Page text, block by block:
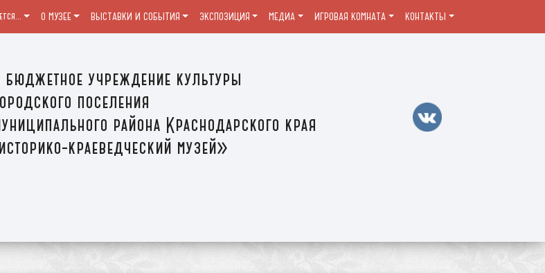
учреждение культуры
поселения
района Краснодарского края
краеведческий музей»
О МУЗЕЕ ВЫСТАВКИ И СОБЫТИЯ ЭКСПОЗИЦИЯ МЕДИА ИГРОВАЯ КОМНАТА КОНТАКТЫ